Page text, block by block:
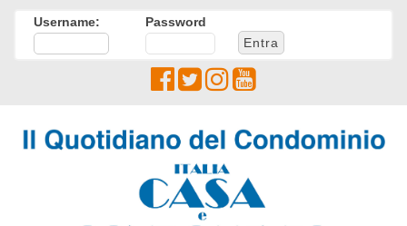
Username: Password